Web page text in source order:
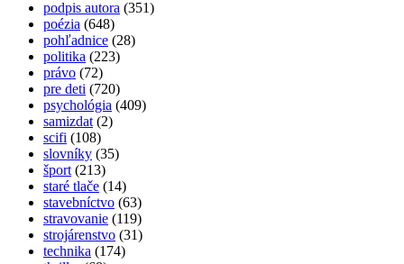
podpis autora (351)
poézia (648)
pohľadnice (28)
politika (223)
právo (72)
pre deti (720)
psychológia (409)
samizdat (2)
scifi (108)
slovníky (35)
šport (213)
staré tlače (14)
stavebníctvo (63)
stravovanie (119)
strojárenstvo (31)
technika (174)